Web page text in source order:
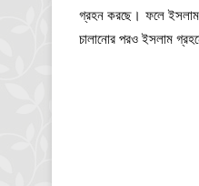
গ্রহন করছে। ফলে ইসলাম
চালানোর পরও ইসলাম